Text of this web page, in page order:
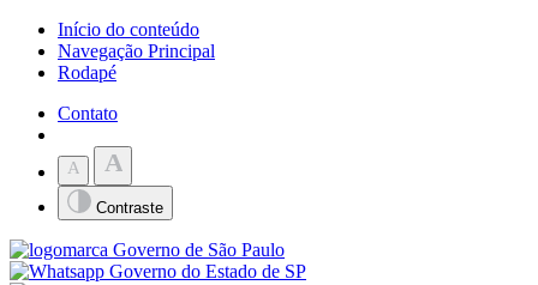
Início do conteúdo
Navegação Principal
Rodapé
Contato
A A
Contraste